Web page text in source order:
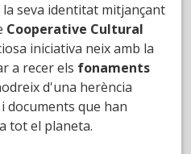
seva identitat mitjançant
Cooperative Cultural
iniciativa neix amb la
a recer els fonaments
d'una herència
documents que han
tot el planeta.